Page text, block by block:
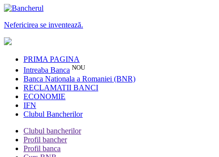
Nefericirea se inventează.
PRIMA PAGINA
Intreaba Banca NOU
Banca Nationala a Romaniei (BNR)
RECLAMATII BANCI
ECONOMIE
IFN
Clubul Bancherilor
Clubul bancherilor
Profil bancher
Profil banca